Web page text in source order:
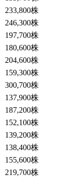
233,800株
246,300株
197,700株
180,600株
204,600株
159,300株
300,700株
137,900株
187,200株
152,100株
139,200株
138,400株
155,600株
219,700株